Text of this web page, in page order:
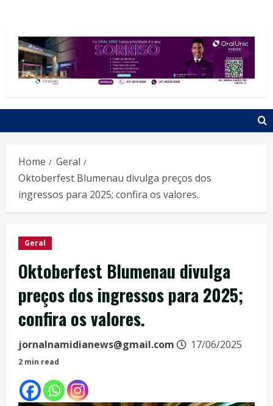
Home
Geral
Oktoberfest Blumenau divulga preços dos
ingressos para 2025; confira os valores.
Geral
Oktoberfest Blumenau divulga
preços dos ingressos para 2025;
confira os valores.
jornalnamidianews@gmail.com 17/06/2025
2 min read